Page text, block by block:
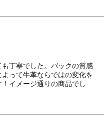
丁寧でした。バックの質感
って牛革ならではの変化を
イメージ通りの商品でし